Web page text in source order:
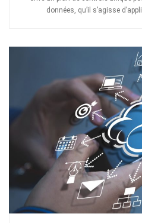
données, qu’il s’agisse